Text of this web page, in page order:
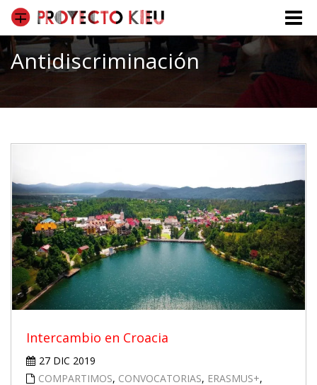
Toggle
Antidiscriminación
Intercambio en Croacia
27 DIC 2019
COMPARTIMOS, CONVOCATORIAS, ERASMUS+,